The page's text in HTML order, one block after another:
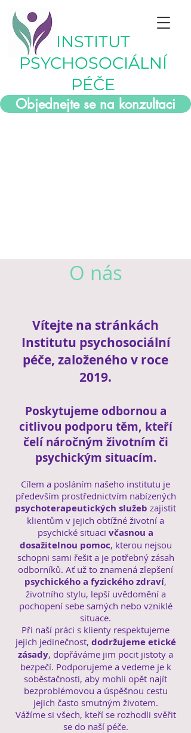
INSTITUT
PSYCHOSOCIÁLNÍ
PÉČE
Objednejte se na konzultaci
O nás
Vítejte na stránkách
Institutu psychosociální
péče, založeného v roce
2019.​
Poskytujeme odbornou a
citlivou podporu těm, kteří
čelí náročným životním či
psychickým situacím.
Cílem a posláním našeho institutu je
především prostřednictvím nabízených
psychoterapeutických služeb zajistit
klientům v jejich obtížné životní a
psychické situaci včasnou a
dosažitelnou pomoc, kterou nejsou
schopni sami řešit a je potřebný zásah
odborníků. Ať už to znamená zlepšení
psychického a fyzického zdraví,
životního stylu, lepší uvědomění a
pochopení sebe samých nebo vzniklé
situace.
Při naší práci s klienty respektujeme
jejich jedinečnost, dodržujeme etické
zásady, dopřáváme jim pocit jistoty a
bezpečí. Podporujeme a vedeme je k
soběstačnosti, aby mohli opět najít
bezproblémovou a úspěšnou cestu
jejich často smutným životem.
Vážíme si všech, kteří se rozhodli svěřit
se do naší péče.